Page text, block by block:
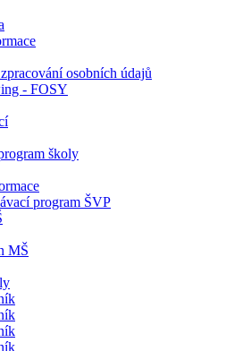
osobních údajů
- FOSY
školy
program ŠVP
MŠ